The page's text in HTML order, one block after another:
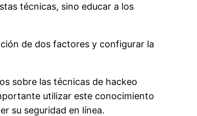
técnicas, sino educar a los
de dos factores y configurar la
sobre las técnicas de hackeo
utilizar este conocimiento
su seguridad en línea.